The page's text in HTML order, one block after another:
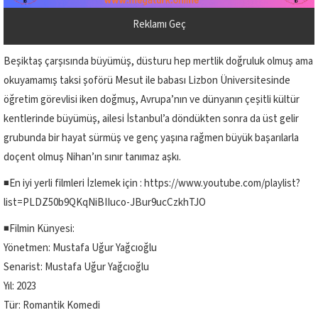
Reklamı Geç
Beşiktaş çarşısında büyümüş, düsturu hep mertlik doğruluk olmuş ama
okuyamamış taksi şoförü Mesut ile babası Lizbon Üniversitesinde
öğretim görevlisi iken doğmuş, Avrupa’nın ve dünyanın çeşitli kültür
kentlerinde büyümüş, ailesi İstanbul’a döndükten sonra da üst gelir
grubunda bir hayat sürmüş ve genç yaşına rağmen büyük başarılarla
doçent olmuş Nihan’ın sınır tanımaz aşkı.
◾En iyi yerli filmleri İzlemek için : https://www.youtube.com/playlist?
list=PLDZ50b9QKqNiBIIuco-JBur9ucCzkhTJO
◾Filmin Künyesi:
Yönetmen: Mustafa Uğur Yağcıoğlu
Senarist: Mustafa Uğur Yağcıoğlu
Yıl: 2023
Tür: Romantik Komedi